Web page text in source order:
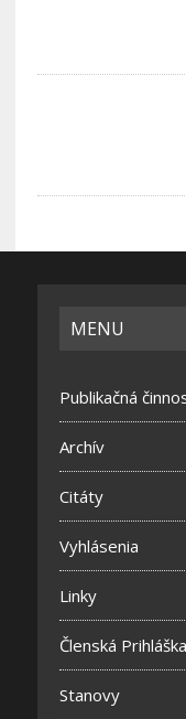
MENU
Publikačná
Archív
Citáty
Vyhlásenia
Linky
Členská Prihláška
Stanovy